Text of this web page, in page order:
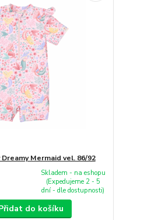
Mermaid vel. 86/92
Skladem - na eshopu
(Expedujeme 2 - 5
dní - dle dostupnosti)
do košíku